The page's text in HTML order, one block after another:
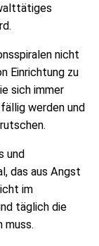
nicht
Einrichtung zu
sich immer
werden und
und
das aus Angst
im
täglich die
muss.